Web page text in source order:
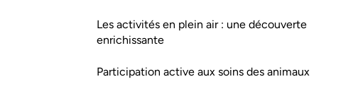
Les activités en plein air : une découverte
enrichissante
Participation active aux soins des animaux